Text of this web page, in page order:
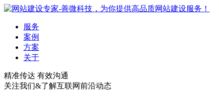
服务
案例
方案
关于
精准传达 有效沟通
关注我们&了解互联网前沿动态